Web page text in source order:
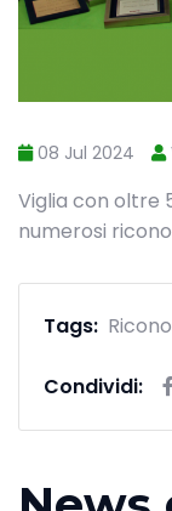
08 Jul 2024
Viglia con oltre
numerosi
Tags:
Condividi: